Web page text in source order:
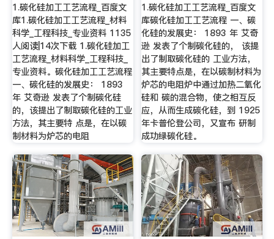
1.碳化硅加工工艺流程_百度文
库1.碳化硅加工工艺流程_材料
科学_工程科技_专业资料 1135
人阅读|14次下载 1.碳化硅加工
工艺流程_材料科学_工程科技_
专业资料。碳化硅加工工艺流程
一、碳化硅的发展史： 1893
年 艾奇逊 发表了个制碳化硅
的，该提出了制取碳化硅的工业
方法，其主要特 点是，在以碳
制材料为炉芯的电阻
1.碳化硅加工工艺流程_百度文
库碳化硅加工工艺流程 一、碳
化硅的发展史： 1893 年 艾奇
逊 发表了个制碳化硅的， 该提
出了制取碳化硅的 工业方法，
其主要特点是，在以碳制材料为
炉芯的电阻炉中通过加热二氧化
硅和 碳的混合物，使之相互反
应，从而生成碳化硅，到 1925
年卡普伦登公司，又宣布 研制
成功绿碳化硅。